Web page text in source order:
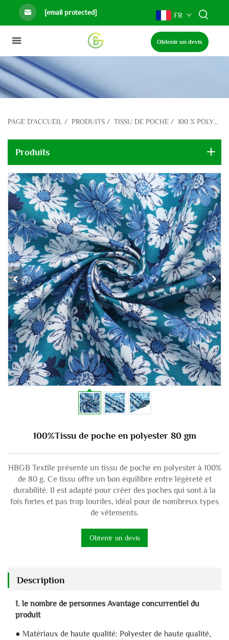
[email protected] FR
Obtenir un devis
PAGE D'ACCUEIL / PRODUITS / TISSU DE POCHE / 100 % POLYESTER
Produits
100%Tissu de poche en polyester 80 gm
HBGB Textile présente un tissu de poche en polyester à 100%
de 80 g. Ce tissu offre un bon équilibre entre légèreté et
durabilité. Il est adapté pour créer des poches qui sont à la
fois fortes et pas trop lourdes, idéal pour de nombreux types
de vêtements.
Obtenir un devis
Description
1. le nombre de personnes Avantage concurrentiel du
produit
● Matériaux de haute qualité: Polyester de haute qualité,